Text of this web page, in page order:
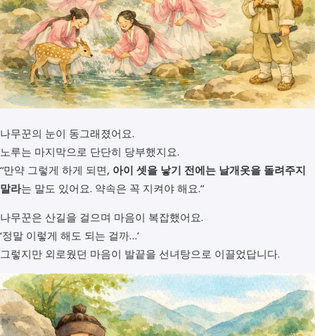
나무꾼의 눈이 동그래졌어요.
노루는 마지막으로 단단히 당부했지요.
“만약 그렇게 하게 되면, 아이 셋을 낳기 전에는 날개옷을 돌려주지
말라는 말도 있어요. 약속은 꼭 지켜야 해요.”
나무꾼은 산길을 걸으며 마음이 복잡했어요.
‘정말 이렇게 해도 되는 걸까…’
그렇지만 외로웠던 마음이 발끝을 선녀탕으로 이끌었답니다.